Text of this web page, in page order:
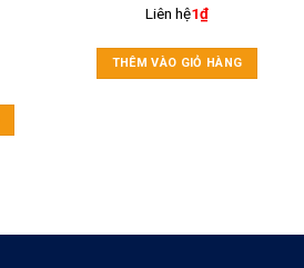
Liên hệ1₫
THÊM VÀO GIỎ HÀNG